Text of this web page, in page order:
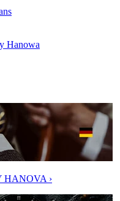
Hanowa
HANOVA ›